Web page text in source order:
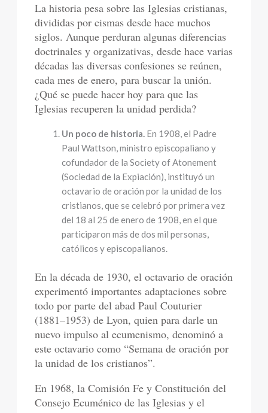
La historia pesa sobre las Iglesias cristianas,
divididas por cismas desde hace muchos
siglos. Aunque perduran algunas diferencias
doctrinales y organizativas, desde hace varias
décadas las diversas confesiones se reúnen,
cada mes de enero, para buscar la unión.
¿Qué se puede hacer hoy para que las
Iglesias recuperen la unidad perdida?
Un poco de historia. En 1908, el Padre
Paul Wattson, ministro episcopaliano y
cofundador de la Society of Atonement
(Sociedad de la Expiación), instituyó un
octavario de oración por la unidad de los
cristianos, que se celebró por primera vez
del 18 al 25 de enero de 1908, en el que
participaron más de dos mil personas,
católicos y episcopalianos.
En la década de 1930, el octavario de oración
experimentó importantes adaptaciones sobre
todo por parte del abad Paul Couturier
(1881–1953) de Lyon, quien para darle un
nuevo impulso al ecumenismo, denominó a
este octavario como “Semana de oración por
la unidad de los cristianos”.
En 1968, la Comisión Fe y Constitución del
Consejo Ecuménico de las Iglesias y el